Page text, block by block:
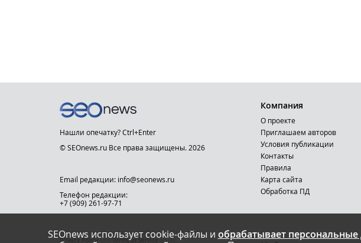
SEOnews использует cookie-файлы и обрабатывает
Нашли опечатку? Ctrl+Enter
© SEOnews.ru Все права защищены. 2026
Email редакции: info@seonews.ru
Телефон редакции:
+7 (909) 261-97-71
This site is protected by reCAPTCHA and the Google
Privacy Policyand Terms of Serviceapply.
Компания
О проекте
Приглашаем авторов
Условия публикации
Контакты
Правила
Карта сайта
Обработка ПД